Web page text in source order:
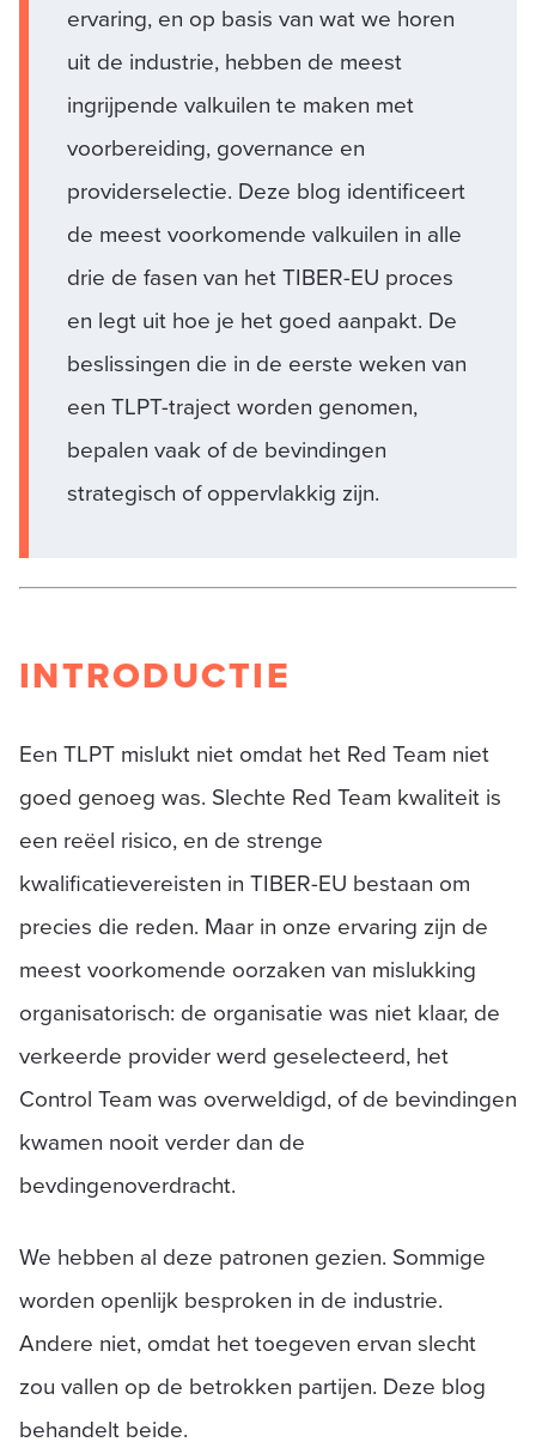
ervaring, en op basis van wat we horen
uit de industrie, hebben de meest
ingrijpende valkuilen te maken met
voorbereiding, governance en
providerselectie. Deze blog identificeert
de meest voorkomende valkuilen in alle
drie de fasen van het TIBER-EU proces
en legt uit hoe je het goed aanpakt. De
beslissingen die in de eerste weken van
een TLPT-traject worden genomen,
bepalen vaak of de bevindingen
strategisch of oppervlakkig zijn.
INTRODUCTIE
Een TLPT mislukt niet omdat het Red Team niet
goed genoeg was. Slechte Red Team kwaliteit is
een reëel risico, en de strenge
kwalificatievereisten in TIBER-EU bestaan om
precies die reden. Maar in onze ervaring zijn de
meest voorkomende oorzaken van mislukking
organisatorisch: de organisatie was niet klaar, de
verkeerde provider werd geselecteerd, het
Control Team was overweldigd, of de bevindingen
kwamen nooit verder dan de
bevdingenoverdracht.
We hebben al deze patronen gezien. Sommige
worden openlijk besproken in de industrie.
Andere niet, omdat het toegeven ervan slecht
zou vallen op de betrokken partijen. Deze blog
behandelt beide.